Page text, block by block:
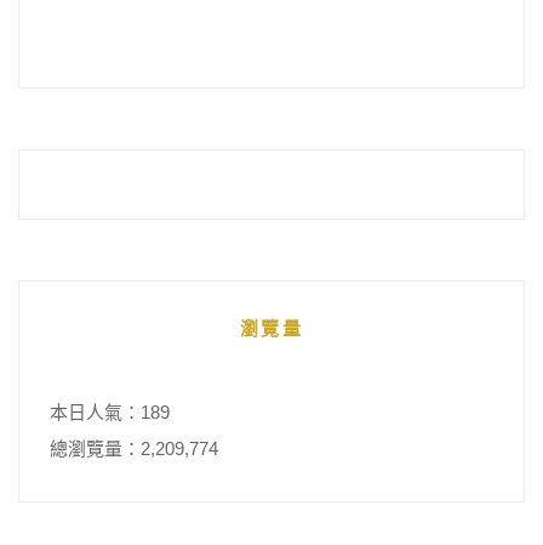
瀏覽量
本日人氣：189
總瀏覽量：2,209,774